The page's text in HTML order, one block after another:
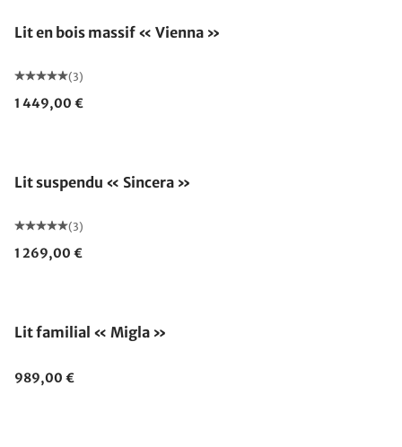
Lit en bois massif « Vienna »
(3)
1 449,00 €
Lit suspendu « Sincera »
(3)
1 269,00 €
Lit familial « Migla »
989,00 €